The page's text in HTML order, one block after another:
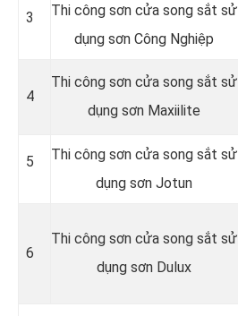
3
Thi công sơn cửa song sắt sử
dụng sơn Công Nghiệp
4
Thi công sơn cửa song sắt sử
dụng sơn Maxiilite
5
Thi công sơn cửa song sắt sử
dụng sơn Jotun
6
Thi công sơn cửa song sắt sử
dụng sơn Dulux